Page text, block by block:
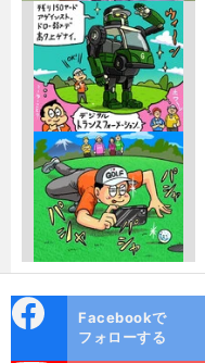
ok
Facebookで
フォローする